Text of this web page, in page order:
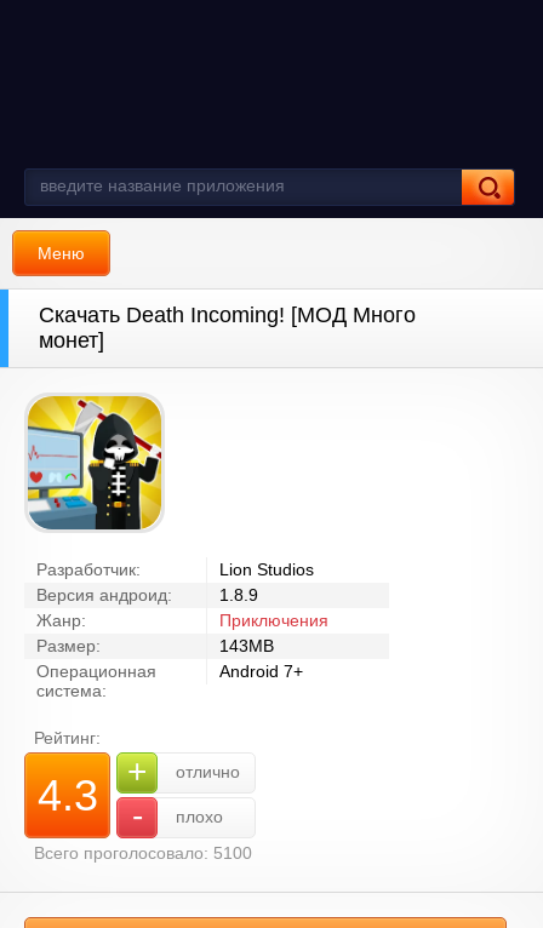
Меню
Скачать Death Incoming! [МОД Много
монет]
Разработчик:
Lion Studios
Версия андроид:
1.8.9
Жанр:
Приключения
Размер:
143MB
Операционная
система:
Android 7+
Рейтинг:
4.3 + отлично
-
плохо
Всего проголосовало: 5100